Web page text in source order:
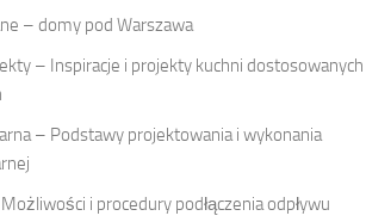
– domy pod Warszawa
– Inspiracje i projekty kuchni dostosowanych
– Podstawy projektowania i wykonania
i procedury podłączenia odpływu